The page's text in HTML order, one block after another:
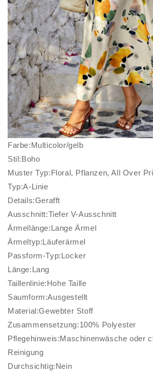
Farbe:Multicolor/gelb
Stil:Boho
Muster Typ:Floral, Pflanzen, All Over
Typ:A-Linie
Details:Gerafft
Ausschnitt:Tiefer V-Ausschnitt
Ärmellänge:Lange Ärmel
Ärmeltyp:Läuferärmel
Passform-Typ:Locker
Länge:Lang
Taillenlinie:Hohe Taille
Saumform:Ausgestellt
Material:Gewebter Stoff
Zusammensetzung:100% Polyester
Pflegehinweis:Maschinenwäsche oder
Reinigung
Durchsichtig:Nein